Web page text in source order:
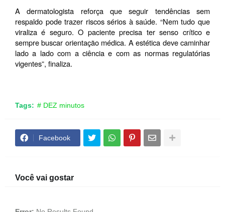
A dermatologista reforça que seguir tendências sem
respaldo pode trazer riscos sérios à saúde. “Nem tudo que
viraliza é seguro. O paciente precisa ter senso crítico e
sempre buscar orientação médica. A estética deve caminhar
lado a lado com a ciência e com as normas regulatórias
vigentes”, finaliza.
Tags: # DEZ minutos
Facebook
Você vai gostar